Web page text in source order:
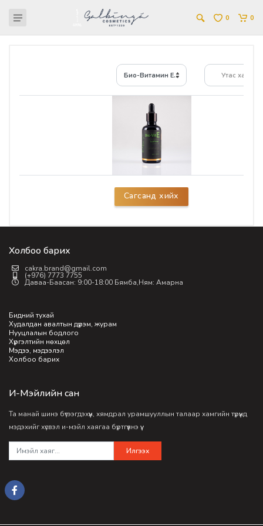
0 0
Био-Витамин Е - 50мл Утас хайх...
Сагсанд хийх
Холбоо барих
cakra.brand@gmail.com
(+976) 7773 7755
Даваа-Баасан: 9:00-18:00 Бямба,Ням: Амарна
Бидний тухай
Худалдан авалтын дүрэм, журам
Нууцлалын бодлого
Хүргэлтийн нөхцөл
Мэдээ, мэдээлэл
Холбоо барих
И-Мэйлийн сан
Та манай шинэ бүтээгдэхүүн, хямдрал урамшууллын талаар хамгийн түрүүнд
мэдэхийг хүсвэл и-мэйл хаягаа бүртгүүлнэ үү.
Илгээх